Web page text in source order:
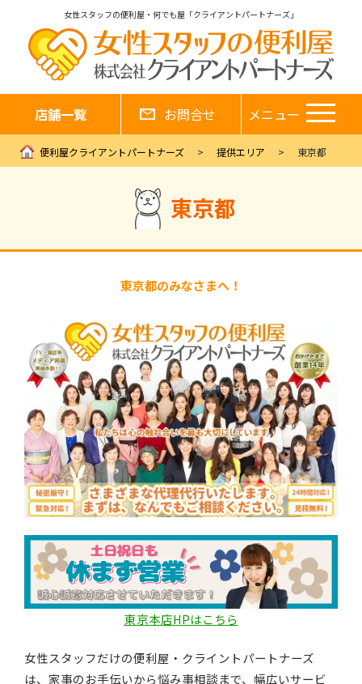
女性スタッフの便利屋・何でも屋「クライアントパートナーズ」
店舗一覧 お問合せ メニュー
便利屋クライアントパートナーズ 提供エリア 東京都
東京都
東京都のみなさまへ！
東京本店HPはこちら
女性スタッフだけの便利屋・クライントパートナーズ
は、家事のお手伝いから悩み事相談まで、幅広いサービ